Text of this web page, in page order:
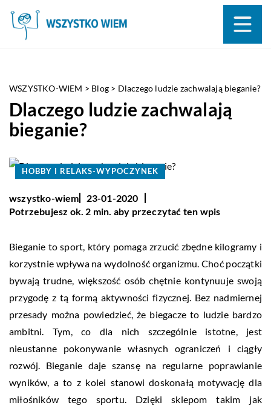
WSZYSTKO-WIEM > Blog > Dlaczego ludzie zachwalają bieganie?
Dlaczego ludzie zachwalają
bieganie?
HOBBY I RELAKS-WYPOCZYNEK
wszystko-wiem
23-01-2020
Potrzebujesz ok. 2 min. aby przeczytać ten wpis
Bieganie to sport, który pomaga zrzucić zbędne kilogramy i
korzystnie wpływa na wydolność organizmu. Choć początki
bywają trudne, większość osób chętnie kontynuuje swoją
przygodę z tą formą aktywności fizycznej. Bez nadmiernej
przesady można powiedzieć, że biegacze to ludzie bardzo
ambitni. Tym, co dla nich szczególnie istotne, jest
nieustanne pokonywanie własnych ograniczeń i ciągły
rozwój. Bieganie daje szansę na regularne poprawianie
wyników, a to z kolei stanowi doskonałą motywację dla
miłośników tego sportu. Dzięki sklepom takim jak